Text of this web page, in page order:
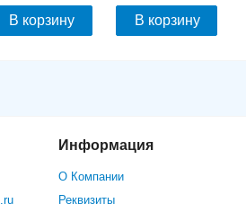
В корзину В корзину
Информация
О Компании
Реквизиты